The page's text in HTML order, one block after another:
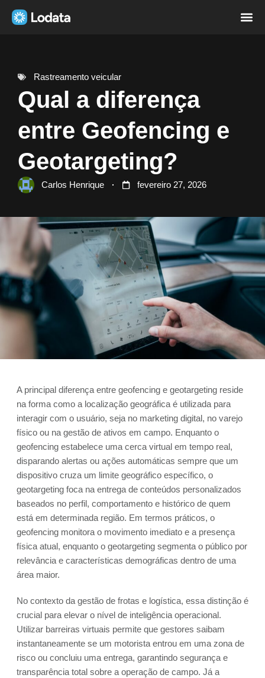
Rastreamento veicular
Qual a diferença
entre Geofencing e
Geotargeting?
Carlos Henrique fevereiro 27, 2026
A principal diferença entre geofencing e geotargeting reside
na forma como a localização geográfica é utilizada para
interagir com o usuário, seja no marketing digital, no varejo
físico ou na gestão de ativos em campo. Enquanto o
geofencing estabelece uma cerca virtual em tempo real,
disparando alertas ou ações automáticas sempre que um
dispositivo cruza um limite geográfico específico, o
geotargeting foca na entrega de conteúdos personalizados
baseados no perfil, comportamento e histórico de quem
está em determinada região. Em termos práticos, o
geofencing monitora o movimento imediato e a presença
física atual, enquanto o geotargeting segmenta o público por
relevância e características demográficas dentro de uma
área maior.
No contexto da gestão de frotas e logística, essa distinção é
crucial para elevar o nível de inteligência operacional.
Utilizar barreiras virtuais permite que gestores saibam
instantaneamente se um motorista entrou em uma zona de
risco ou concluiu uma entrega, garantindo segurança e
transparência total sobre a operação de campo. Já a